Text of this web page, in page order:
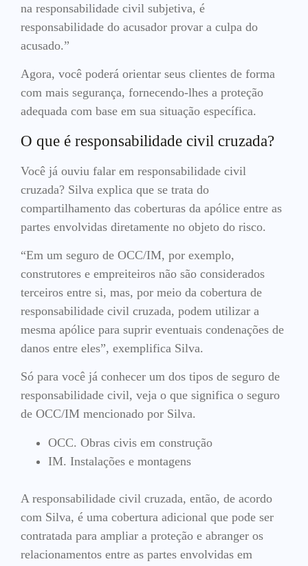
na responsabilidade civil subjetiva, é
responsabilidade do acusador provar a culpa do
acusado.”
Agora, você poderá orientar seus clientes de forma
com mais segurança, fornecendo-lhes a proteção
adequada com base em sua situação específica.
O que é responsabilidade civil cruzada?
Você já ouviu falar em responsabilidade civil
cruzada? Silva explica que se trata do
compartilhamento das coberturas da apólice entre as
partes envolvidas diretamente no objeto do risco.
“Em um seguro de OCC/IM, por exemplo,
construtores e empreiteiros não são considerados
terceiros entre si, mas, por meio da cobertura de
responsabilidade civil cruzada, podem utilizar a
mesma apólice para suprir eventuais condenações de
danos entre eles”, exemplifica Silva.
Só para você já conhecer um dos tipos de seguro de
responsabilidade civil, veja o que significa o seguro
de OCC/IM mencionado por Silva.
OCC. Obras civis em construção
IM. Instalações e montagens
A responsabilidade civil cruzada, então, de acordo
com Silva, é uma cobertura adicional que pode ser
contratada para ampliar a proteção e abranger os
relacionamentos entre as partes envolvidas em